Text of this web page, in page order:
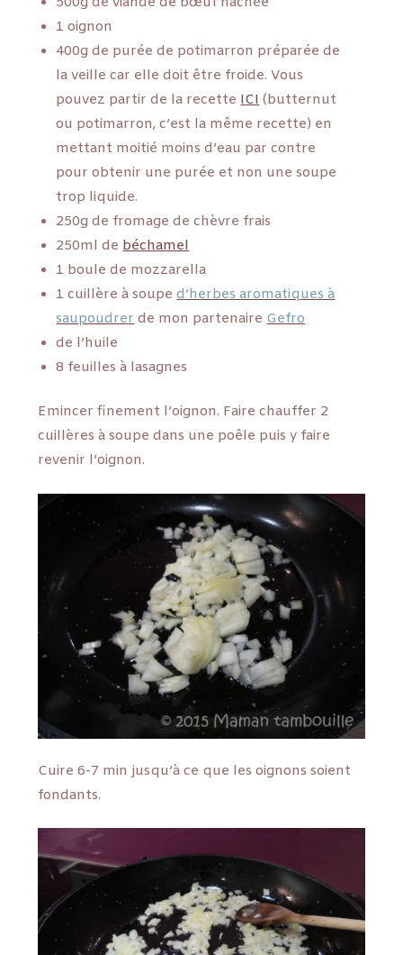
1 oignon
400g de purée de potimarron préparée de
la veille car elle doit être froide. Vous
pouvez partir de la recette ICI (butternut
ou potimarron, c’est la même recette) en
mettant moitié moins d’eau par contre
pour obtenir une purée et non une soupe
trop liquide.
250g de fromage de chèvre frais
250ml de béchamel
1 boule de mozzarella
1 cuillère à souped’herbes aromatiques à
saupoudrer de mon partenaire Gefro
de l’huile
8 feuilles à lasagnes
Emincer finement l’oignon. Faire chauffer 2
cuillères à soupe dans une poêle puis y faire
revenir l’oignon.
Cuire 6-7 min jusqu’à ce que les oignons soient
fondants.